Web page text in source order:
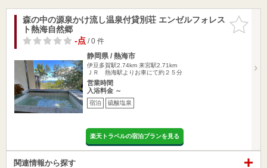
お気に入
りに追加
森の中の源泉かけ流し温泉付貸別荘 エンゼルフォレス
ト熱海自然郷
-点/ 0 件
静岡県 / 熱海市
伊豆多賀駅2.74km 来宮駅2.71km
ＪＲ 熱海駅よりお車にて約２５分
営業時間
入浴料金 ～
宿泊 硫酸塩泉
楽天トラベルの宿泊プランを見る
関連情報から探す